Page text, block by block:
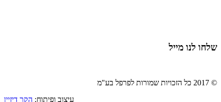
שלחו לנו מייל
© 2017 כל הזכויות שמורות לפרפל בע"מ
עיצוב ופיתוח: הקר דיזיין